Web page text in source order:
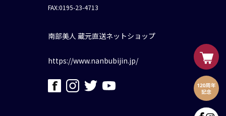
FAX:0195-23-4713
南部美人 蔵元直送ネットショップ
https://www.nanbubijin.jp/